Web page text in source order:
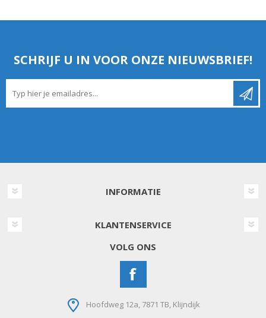
SCHRIJF U IN VOOR ONZE NIEUWSBRIEF!
INFORMATIE
KLANTENSERVICE
VOLG ONS
Hoofdweg 12a, 7871 TB, Klijndijk